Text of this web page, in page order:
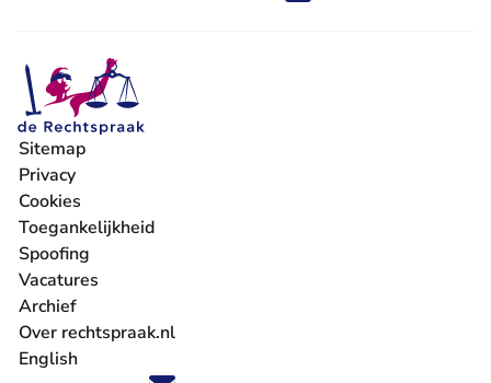
Sitemap
Privacy
Cookies
Toegankelijkheid
Spoofing
Vacatures
- U verlaat Rechtspraak.nl
Archief
Over rechtspraak.nl
English